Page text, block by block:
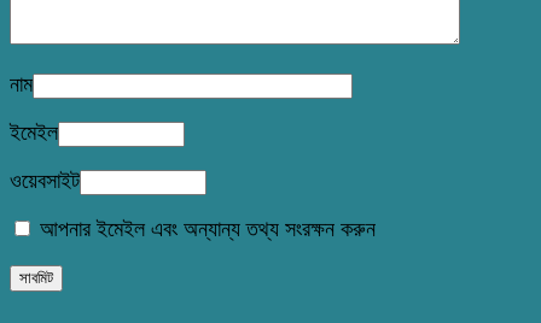
নাম
ইমেইল
ওয়েবসাইট
আপনার ইমেইল এবং অন্যান্য তথ্য সংরক্ষন করুন